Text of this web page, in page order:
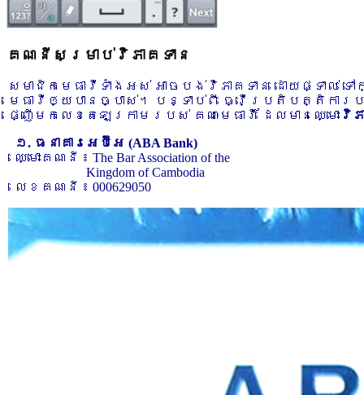
គណនីសម្រាប់វិភាគទាន
សមាជិកមេធាវីទាំងអស់ អាចបង់វិភាគទាន ដោយផ្ទាល់
មេធាវីឲ្យបានច្បាស់។ បន្ទាប់ពី ធ្វើប្រតិបត្តិកា
ផ្ញើមកលេខតេឡេក្រាមរបស់ គណៈមេធាវី ដែលមានឈ្មោះ វិភ
១. ធនាគារអេប៊ីអេ (ABA Bank)
ឈ្មោះគណនី ៖ The Bar Association of the
Kingdom of Cambodia
លេខគណនី ៖ 000629050